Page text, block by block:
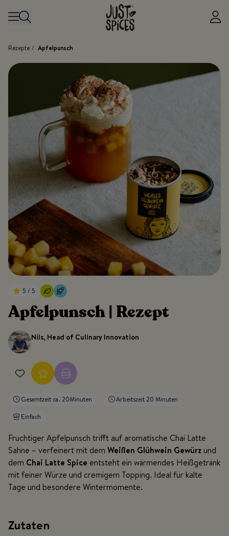
Rezepte / Apfelpunsch
5 / 5
Apfelpunsch | Rezept
Nils, Head of Culinary Innovation
Gesamtzeit ca. 20Minuten
Arbeitszeit 20 Minuten
Einfach
Fruchtiger Apfelpunsch trifft auf aromatische Chai Latte
Sahne – verfeinert mit dem Weißen Glühwein Gewürz und
dem Chai Latte Spice entsteht ein wärmendes Heißgetränk
mit feiner Würze und cremigem Topping. Ideal für kalte
Tage und besondere Wintermomente.
Zutaten